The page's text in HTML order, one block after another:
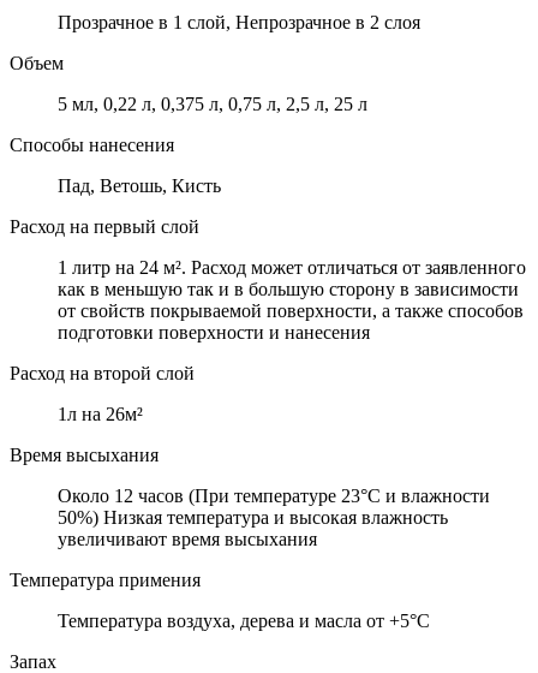
Прозрачное в 1 слой, Непрозрачное в 2 слоя
Объем
5 мл, 0,22 л, 0,375 л, 0,75 л, 2,5 л, 25 л
Способы нанесения
Пад, Ветошь, Кисть
Расход на первый слой
1 литр на 24 м². Расход может отличаться от заявленного
как в меньшую так и в большую сторону в зависимости
от свойств покрываемой поверхности, а также способов
подготовки поверхности и нанесения
Расход на второй слой
1л на 26м²
Время высыхания
Около 12 часов (При температуре 23°C и влажности
50%) Низкая температура и высокая влажность
увеличивают время высыхания
Температура примения
Температура воздуха, дерева и масла от +5°C
Запах